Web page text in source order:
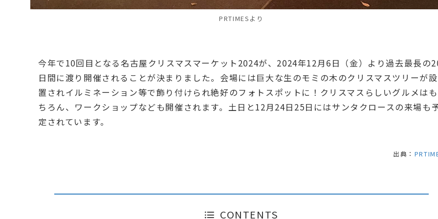
PRTIMESより
今年で10回目となる名古屋クリスマスマーケット2024が、2024年12月6日（金）より過去最長の
日間に渡り開催されることが決まりました。会場には巨大な生のモミの木のクリスマスツリーが設
置されイルミネーション等で飾り付けられ絶好のフォトスポットに！クリスマスらしいグルメはも
ちろん、ワークショップなども開催されます。土日と12月24日25日にはサンタクロースの来場も
定されています。
出典：
CONTENTS